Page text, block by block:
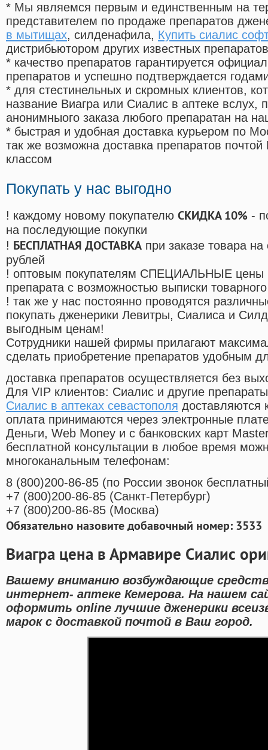
* Мы являемся первым и единственным на
представителем по продаже препаратов
в мытищах, силденафила, Купить сиалис
дистрибьютором других известных препаратов
* качество препаратов гарантируется
препаратов и успешно подтверждается
* для стестинельных и скромных клиентов,
название Виагра или Сиалис в аптеке вслух,
анонимныого заказа любого препаратан на
* быстрая и удобная доставка курьером по
так же возможна доставка препаратов
классом
Покупать у нас выгодно
! каждому новому покупателю СКИДКА 10% -
на последующие покупки
! БЕСПЛАТНАЯ ДОСТАВКА при заказе товара
рублей
! оптовым покупателям СПЕЦИАЛЬНЫЕ цены
препарата с возможностью выписки
! так же у нас постоянно проводятся
покупать дженерики Левитры, Сиалиса и
выгодным ценам!
Cотрудники нашей фирмы прилагают
сделать приобретение препаратов удобным
доставка препаратов осуществляется без
Для VIP клиентов: Сиалис и другие
Сиалис в аптеках севастополя доставляются
оплата принимаются через электронные
Деньги, Web Money и с банковских карт
бесплатной консультации в любое время
многоканальным телефонам:
8 (800)200-86-85 (по России звонок
+7 (800)200-86-85 (Санкт-Петербург)
+7 (800)200-86-85 (Москва)
Обязательно назовите добавочный номер: 3533
Виагра цена в Армавире Сиалис
Вашему вниманию возбуждающие
интернет- аптеке Кемерова. На нашем
оформить online лучшие дженерики
марок с доставкой почтой в Ваш город.